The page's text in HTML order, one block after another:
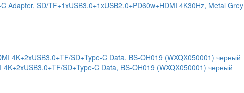
Adapter, SD/TF+1xUSB3.0+1xUSB2.0+PD60w+HDMI 4K30Hz, Metal Grey
SD+Type-C Data, BS-OH019 (WXQX050001) черный